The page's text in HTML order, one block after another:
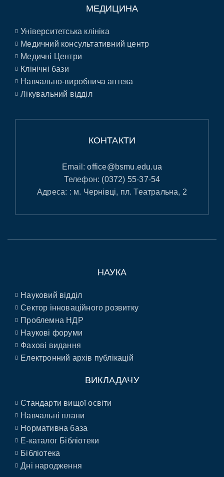
МЕДИЦИНА
Університетська клініка
Медичний консультативний центр
Медичні Центри
Клінічні бази
Навчально-виробнича аптека
Лікувальний відділ
КОНТАКТИ
Email:office@bsmu.edu.ua
Телефон: (0372) 55-37-54
Адреса: : м. Чернівці, пл. Театральна, 2
НАУКА
Науковий відділ
Сектор інноваційного розвитку
Проблемна НДР
Наукові форуми
Фахові видання
Електронний архів публікацій
ВИКЛАДАЧУ
Стандарти вищої освіти
Навчальні плани
Нормативна база
E-каталог Бібліотеки
Бібліотека
Дні народження